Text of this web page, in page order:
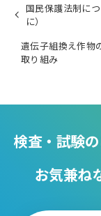
国民保護法制に
に）
遺伝子組換え作物
取り組み
検査・試験
お気兼ね